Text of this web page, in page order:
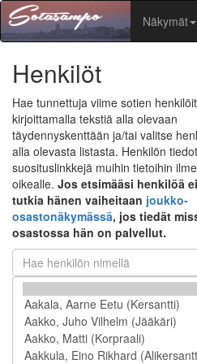
Näkymät
Henkilöt
Hae tunnettuja viime sotien
kirjoittamalla tekstiä alla olevaan
täydennyskenttään ja/tai valitse
alla olevasta listasta. Henkilön
suosituslinkkejä muihin tietoihin
oikealle. Jos etsimääsi henkilöä
tutkia hänen vaiheitaan joukko-
osastonäkymässä, jos tiedät
osastossa hän on palvellut.